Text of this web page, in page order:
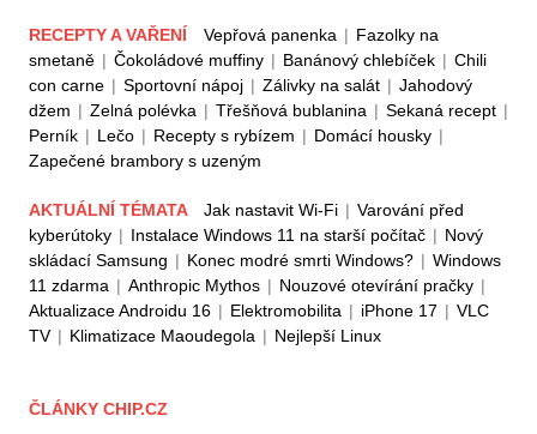
RECEPTY A VAŘENÍ Vepřová panenka | Fazolky na
smetaně | Čokoládové muffiny | Banánový chlebíček | Chili
con carne | Sportovní nápoj | Zálivky na salát | Jahodový
džem | Zelná polévka | Třešňová bublanina | Sekaná recept |
Perník | Lečo | Recepty s rybízem | Domácí housky |
Zapečené brambory s uzeným
AKTUÁLNÍ TÉMATA Jak nastavit Wi-Fi | Varování před
kyberútoky | Instalace Windows 11 na starší počítač | Nový
skládací Samsung | Konec modré smrti Windows? | Windows
11 zdarma | Anthropic Mythos | Nouzové otevírání pračky |
Aktualizace Androidu 16 | Elektromobilita | iPhone 17 | VLC
TV | Klimatizace Maoudegola | Nejlepší Linux
ČLÁNKY CHIP.CZ